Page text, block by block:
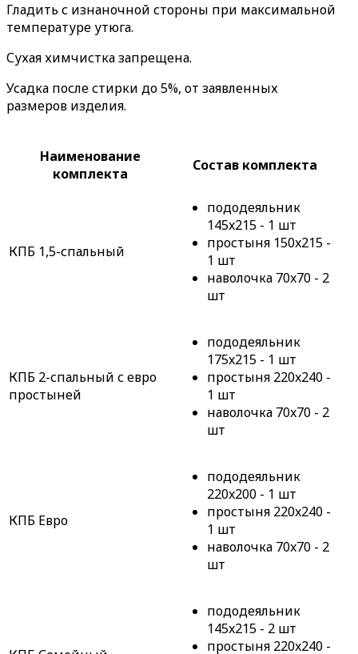
Гладить с изнаночной стороны при максимальной
температуре утюга.
Сухая химчистка запрещена.
Усадка после стирки до 5%, от заявленных
размеров изделия.
Наименование
комплекта
Состав комплекта
КПБ 1,5-спальный
пододеяльник
145x215 - 1 шт
простыня 150x215 -
1 шт
наволочка 70x70 - 2
шт
КПБ 2-спальный с евро
простыней
пододеяльник
175x215 - 1 шт
простыня 220x240 -
1 шт
наволочка 70x70 - 2
шт
КПБ Евро
пододеяльник
220x200 - 1 шт
простыня 220x240 -
1 шт
наволочка 70x70 - 2
шт
пододеяльник
145x215 - 2 шт
простыня 220x240 -